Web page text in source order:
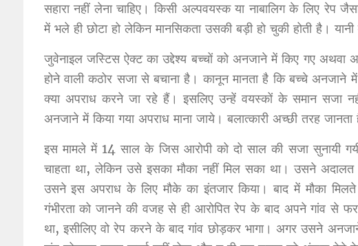
सहारा नहीं लेना चाहिए। किसी अल्पवयस्क या नाबालिग के लिए रेप
में भले ही छोटा हो लेकिन मानसिकता उसकी बड़ी हो चुकी होती है।
जुवेनाइल जस्टिस ऐक्ट का उद्देश्य बच्चों को अनजाने में किए गए
होने वाली कठोर सजा से बचाना है। कानून मानता है कि बच्चे
क्या अपराध करने जा रहे हैं। इसलिए उन्हें वयस्कों के समान सजा
अनजाने में किया गया अपराध माना जाये। बलात्कारी अच्छी तरह
इस मामले में 14 साल के जिस आरोपी को दो साल की सजा सुनायी
चाहता था, लेकिन उसे इसका मौका नहीं मिल सका था। उसने
उसने इस अपराध के लिए मौके का इंतजार किया। बाद में मौका
गंभीरता को जानने की वजह से ही आरोपित रेप के बाद अपने गांव से
था, इसीलिए वो रेप करने के बाद गांव छोड़कर भागा। अगर उसने